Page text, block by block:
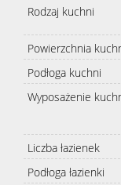
Rodzaj kuchni
Powierzchnia
Podłoga kuchni
Wyposażenie
Liczba łazienek
Podłoga łazienki